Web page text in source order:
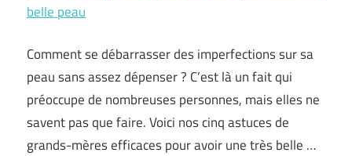
belle peau
Comment se débarrasser des imperfections sur sa
peau sans assez dépenser ? C’est là un fait qui
préoccupe de nombreuses personnes, mais elles ne
savent pas que faire. Voici nos cinq astuces de
grands-mères efficaces pour avoir une très belle …